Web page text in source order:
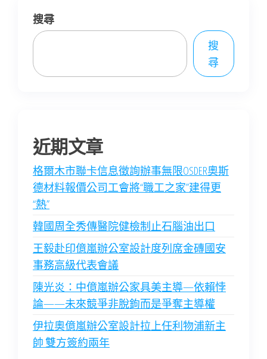
搜尋
搜
尋
近期文章
格爾木市聯卡信息徵詢辦事無限OSDER奧斯
德材料報價公司工會將“職工之家”建得更
“熱”
韓國周全秀傳醫院健檢制止石腦油出口
王毅赴印億嵐辦公室設計度列席金磚國安
事務高級代表會議
陳光炎：中億嵐辦公家具美主導—依賴悖
論——未來競爭非脫鉤而是爭奪主導權
伊拉奧億嵐辦公室設計拉上任利物浦新主
帥 雙方簽約兩年